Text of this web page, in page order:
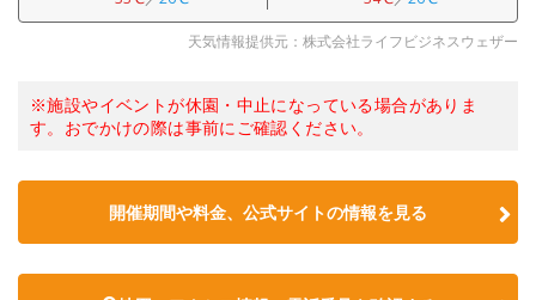
天気情報提供元：株式会社ライフビジネスウェザー
※施設やイベントが休園・中止になっている場合がありま
す。おでかけの際は事前にご確認ください。
開催期間や料金、公式サイトの情報を見る